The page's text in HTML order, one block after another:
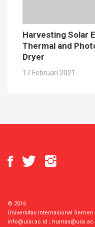
Harvesting Solar
Thermal and
Dryer
17 Februari 2021
© 2016
Universitas Internasional Semen
info@uisi.ac.id ;